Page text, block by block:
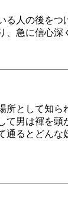
る人の後をつ
、急に信心深
所として知
て男は褌を
通るとどんな